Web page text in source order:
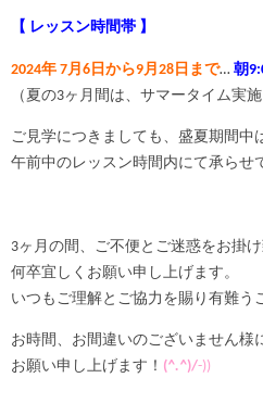
【 レッスン時間帯 】
2024年 7月6日から9月28日まで… 朝
（夏の3ヶ月間は、サマータイム実施
ご見学につきましても、盛夏期間中
午前中のレッスン時間内にて承らせ
3ヶ月の間、ご不便とご迷惑をお掛
何卒宜しくお願い申し上げます。
いつもご理解とご協力を賜り有難う
お時間、お間違いのございません様
お願い申し上げます！ (^.^)/-))